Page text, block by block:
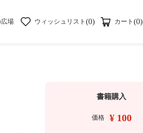
場 ウィッシュリスト (0) カート (0)
書籍購入
価格 ¥ 100